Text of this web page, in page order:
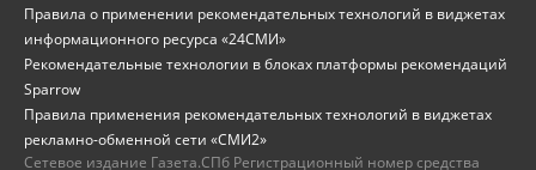
Правила о применении рекомендательных технологий в виджетах
информационного ресурса «24СМИ»
Рекомендательные технологии в блоках платформы рекомендаций
Sparrow
Правила применения рекомендательных технологий в виджетах
рекламно-обменной сети «СМИ2»
Сетевое издание Газета.СПб Регистрационный номер средства